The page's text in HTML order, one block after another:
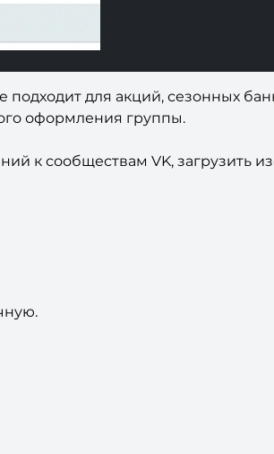
для акций, сезонных
оформления группы.
к сообществам VK, загрузить